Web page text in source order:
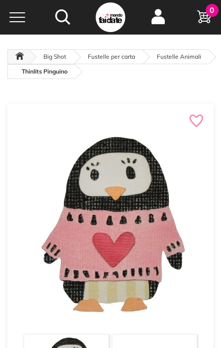
Hobby e
creatività...
oltre 15 anni online
0
Big Shot Fustelle per carta
Fustelle Animali
Thinlits Pinguino